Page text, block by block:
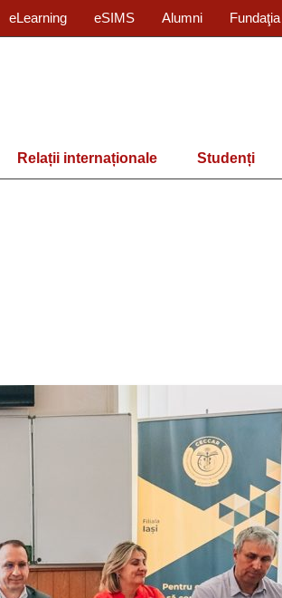
eLearning eSIMS Alumni Fundaţia
Relații internaționale Studenți